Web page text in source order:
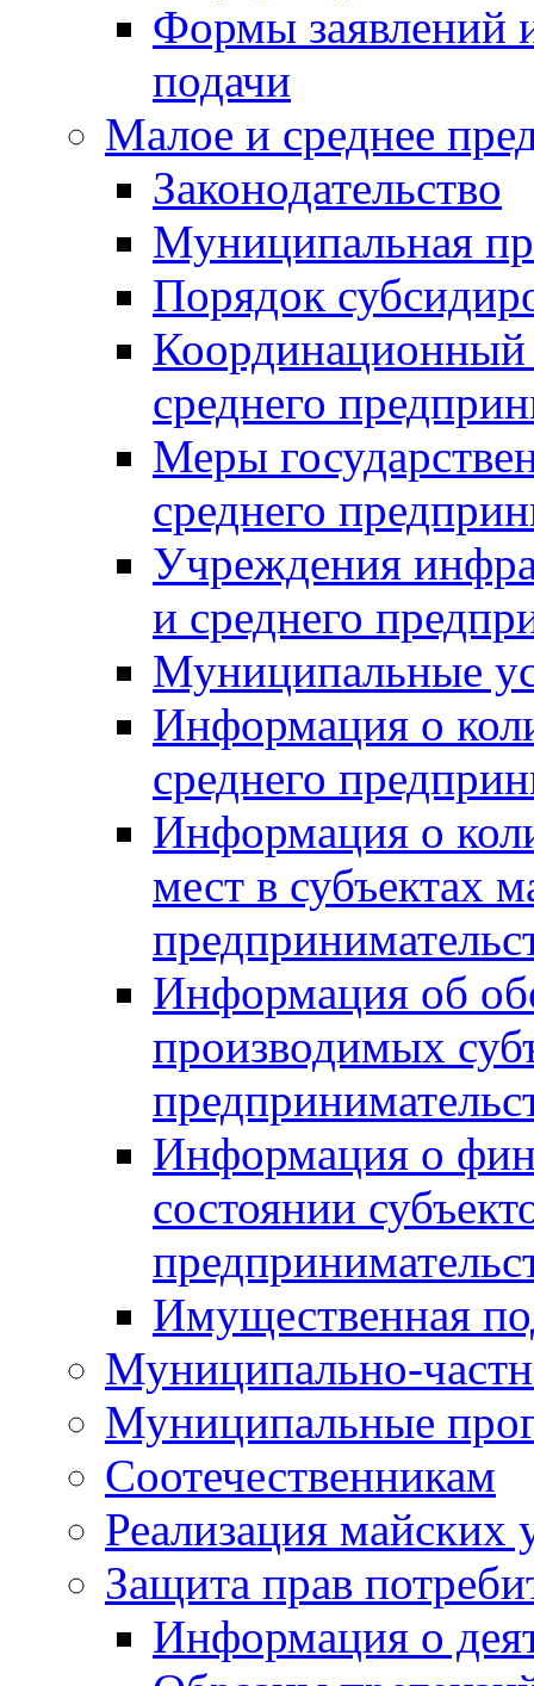
Формы заявлений
подачи
Малое и среднее
Законодательство
Муниципальная
Порядок
Координационный
среднего
Меры
среднего
Учреждения
и среднего
Муниципальные
Информация о
среднего
Информация о
мест в субъектах
Информация об
производимых
Информация о
состоянии
Имущественная
Муниципально-
Муниципальные
Соотечественникам
Реализация майских
Защита прав
Информация о